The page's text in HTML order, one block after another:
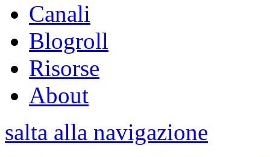
Canali
Blogroll
Risorse
About
salta alla navigazione